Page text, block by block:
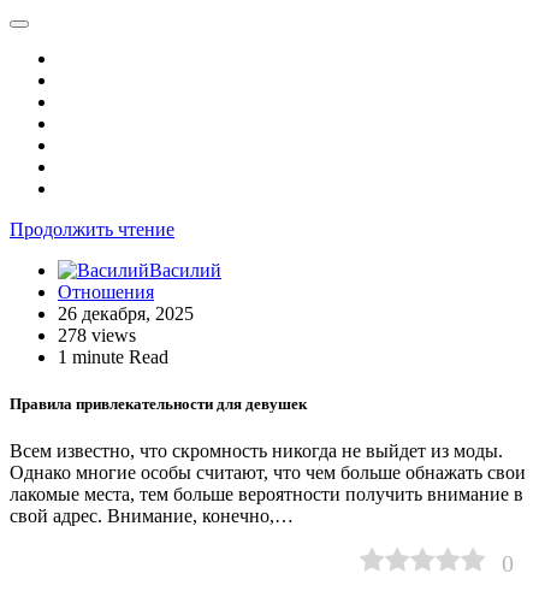
Продолжить чтение
Василий
Отношения
26 декабря, 2025
278 views
1 minute Read
Правила привлекательности для девушек
Всем известно, что скромность никогда не выйдет из моды.
Однако многие особы считают, что чем больше обнажать свои
лакомые места, тем больше вероятности получить внимание в
свой адрес. Внимание, конечно,…
0